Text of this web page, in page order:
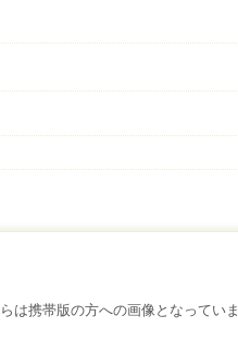
は携帯版の方への画像となっていま